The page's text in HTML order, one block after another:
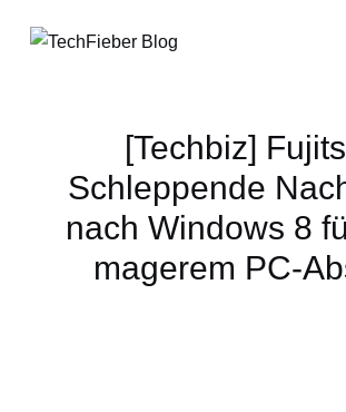
[Techbiz]
Schleppende
nach Windows 8
magerem PC-